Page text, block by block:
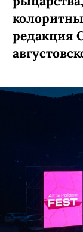
редакция